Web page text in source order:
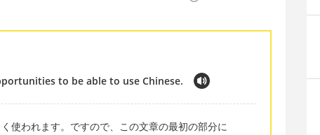
to be able to use Chinese.
使われます。ですので、この文章の最初の部分に